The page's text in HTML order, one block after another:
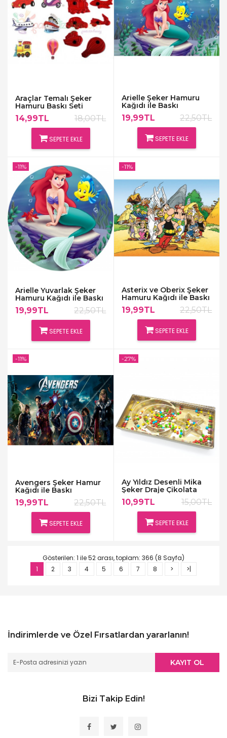
Araçlar Temalı Şeker
Hamuru Baskı Seti
14,99TL 18,00TL
SEPETE EKLE
Arielle Şeker Hamuru
Kağıdı ile Baskı
19,99TL 22,50TL
SEPETE EKLE
Arielle Yuvarlak Şeker
Hamuru Kağıdı ile Baskı
19,99TL 22,50TL
SEPETE EKLE
-11%
Asterix ve Oberix Şeker
Hamuru Kağıdı ile Baskı
19,99TL 22,50TL
SEPETE EKLE
-11%
Avengers Şeker Hamur
Kağıdı ile Baskı
19,99TL 22,50TL
SEPETE EKLE
-11%
Ay Yıldız Desenli Mika
Şeker Draje Çikolata
Kutusu
10,99TL 15,00TL
SEPETE EKLE
-27%
Gösterilen: 1 ile 52 arası, toplam: 366 (8 Sayfa)
1
2 3 4 5 6 7 8 > >|
İndirimlerde ve Özel Fırsatlardan yararlanın!
KAYIT OL
Bizi Takip Edin!